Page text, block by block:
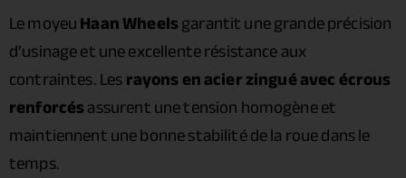
Le moyeuHaan Wheelsgarantit une grande précision
d’usinage et une excellente résistance aux
contraintes. Lesrayons en acier zingué avec écrous
renforcésassurent une tension homogène et
maintiennent une bonne stabilité de la roue dans le
temps.